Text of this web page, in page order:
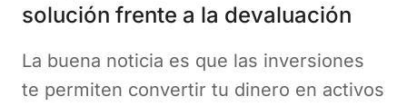
solución frente a la devaluación
La buena noticia es que las inversiones
te permiten convertir tu dinero en activos